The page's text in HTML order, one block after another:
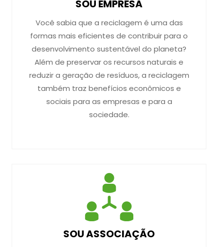
SOU EMPRESA
Você sabia que a reciclagem é uma das
formas mais eficientes de contribuir para o
desenvolvimento sustentável do planeta?
Além de preservar os recursos naturais e
reduzir a geração de resíduos, a reciclagem
também traz benefícios econômicos e
sociais para as empresas e para a
sociedade.
SOU ASSOCIAÇÃO